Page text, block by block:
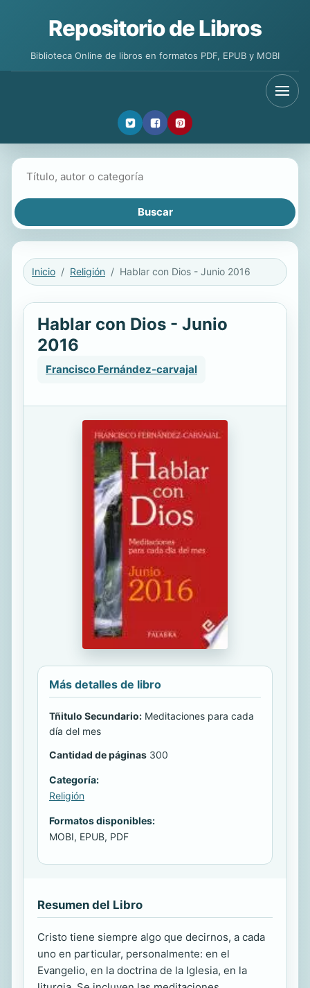
Repositorio de Libros
Biblioteca Online de libros en formatos PDF, EPUB y MOBI
Inicio Religión Hablar con Dios - Junio 2016
Hablar con Dios - Junio
2016
Francisco Fernández-carvajal
Más detalles de libro
Tñitulo Secundario: Meditaciones para cada
día del mes
Cantidad de páginas 300
Categoría:
Religión
Formatos disponibles:
MOBI, EPUB, PDF
Resumen del Libro
Cristo tiene siempre algo que decirnos, a cada
uno en particular, personalmente: en el
Evangelio, en la doctrina de la Iglesia, en la